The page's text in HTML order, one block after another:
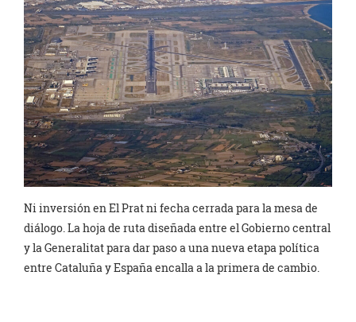
Ni inversión en El Prat ni fecha cerrada para la mesa de
diálogo. La hoja de ruta diseñada entre el Gobierno central
y la Generalitat para dar paso a una nueva etapa política
entre Cataluña y España encalla a la primera de cambio.